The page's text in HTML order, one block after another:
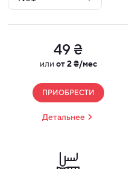
49 ₴
или от 2 ₴/мес
ПРИОБРЕСТИ
Детальнее